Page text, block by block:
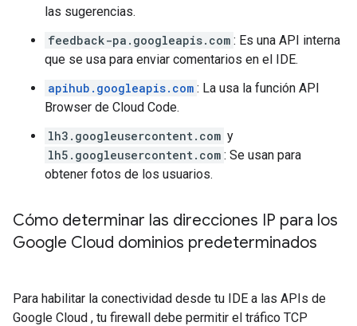
las sugerencias.
feedback-pa.googleapis.com : Es una API interna
que se usa para enviar comentarios en el IDE.
apihub.googleapis.com : La usa la función API
Browser de Cloud Code.
lh3.googleusercontent.com y
lh5.googleusercontent.com : Se usan para
obtener fotos de los usuarios.
Cómo determinar las direcciones IP para los
Google Cloud dominios predeterminados
Para habilitar la conectividad desde tu IDE a las APIs de
Google Cloud , tu firewall debe permitir el tráfico TCP